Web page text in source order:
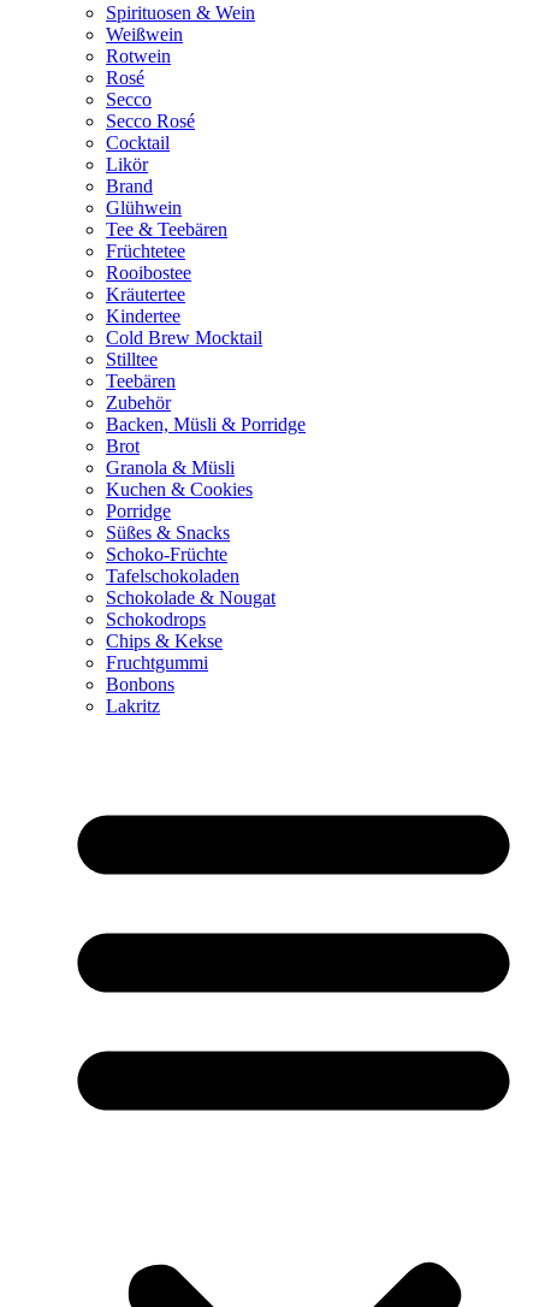
Spirituosen & Wein
Weißwein
Rotwein
Rosé
Secco
Secco Rosé
Cocktail
Likör
Brand
Glühwein
Tee & Teebären
Früchtetee
Rooibostee
Kräutertee
Kindertee
Cold Brew Mocktail
Stilltee
Teebären
Zubehör
Backen, Müsli & Porridge
Brot
Granola & Müsli
Kuchen & Cookies
Porridge
Süßes & Snacks
Schoko-Früchte
Tafelschokoladen
Schokolade & Nougat
Schokodrops
Chips & Kekse
Fruchtgummi
Bonbons
Lakritz